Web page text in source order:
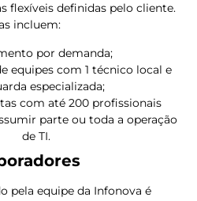
flexíveis definidas pelo cliente.
incluem:
por demanda;
equipes com 1 técnico local e
especializada;
com até 200 profissionais
parte ou toda a operação
de TI.
pela equipe da Infonova é